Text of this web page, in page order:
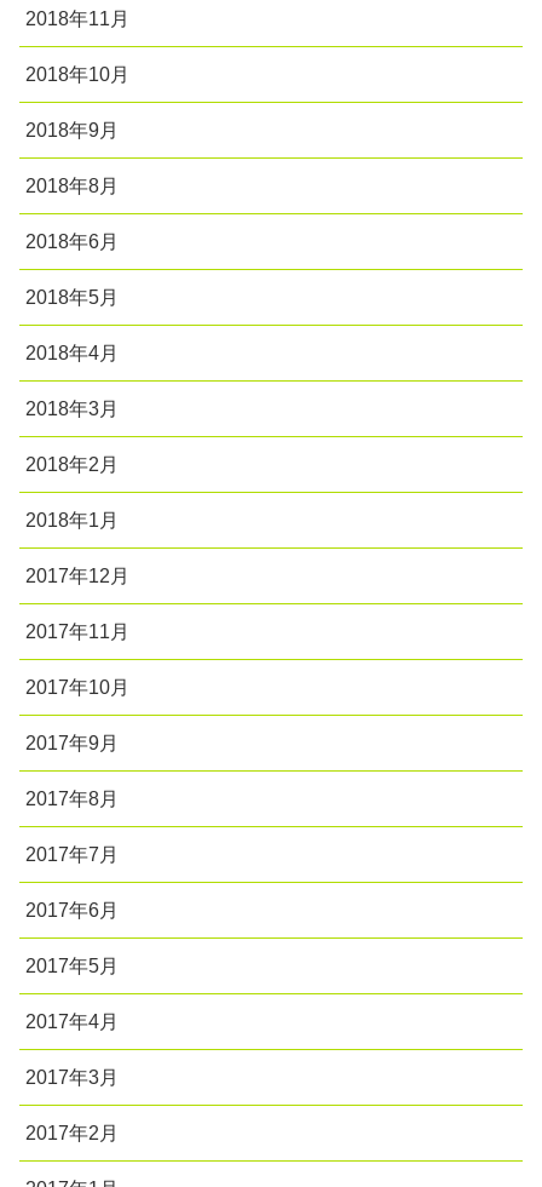
2018年11月
2018年10月
2018年9月
2018年8月
2018年6月
2018年5月
2018年4月
2018年3月
2018年2月
2018年1月
2017年12月
2017年11月
2017年10月
2017年9月
2017年8月
2017年7月
2017年6月
2017年5月
2017年4月
2017年3月
2017年2月